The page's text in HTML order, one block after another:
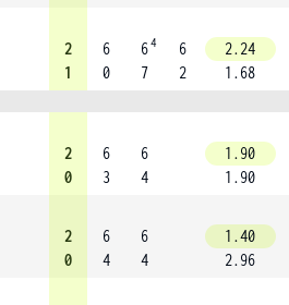
2
1
6
0
64
7
6
2
2.24
1.68
2
0
6
3
6
4
1.90
1.90
2
0
6
4
6
4
1.40
2.96